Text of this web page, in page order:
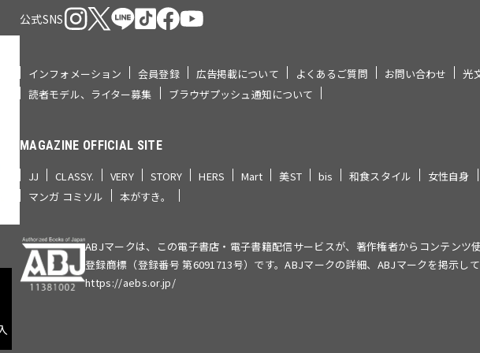
公式SNS
インフォメーション 会員登録 広告掲載について よくあるご質問 お問い合わせ
光
読者モデル、ライター募集
ブラウザプッシュ通知について
MAGAZINE OFFICIAL SITE
JJ CLASSY. VERY STORY HERS Mart 美ST bis 和食スタイル
女性自身
マンガ コミソル
本がすき。
ABJマークは、この電子書店・電子書籍配信サービスが、著作権者からコンテン
登録商標（登録番号 第6091713号）です。ABJマークの詳細、ABJマークを掲示し
https://aebs.or.jp/